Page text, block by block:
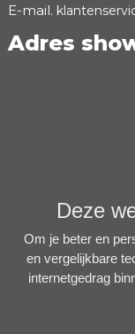
E-mail.
Adres
Deze
Om je beter en
en vergelijkbare
internetgedrag